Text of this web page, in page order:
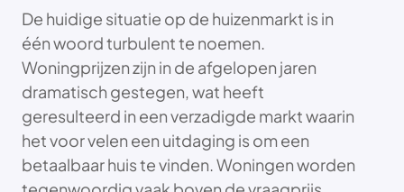
De huidige situatie op de huizenmarkt is in
één woord turbulent te noemen.
Woningprijzen zijn in de afgelopen jaren
dramatisch gestegen, wat heeft
geresulteerd in een verzadigde markt waarin
het voor velen een uitdaging is om een
betaalbaar huis te vinden. Woningen worden